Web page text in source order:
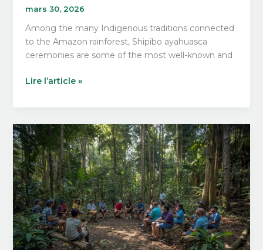
mars 30, 2026
Among the many Indigenous traditions connected
to the Amazon rainforest, Shipibo ayahuasca
ceremonies are some of the most well-known and
Shipibo
Ceremonies:
to
Expect
from
a
Traditional
Amazonian
Healing
Ritual
Lire l’article »